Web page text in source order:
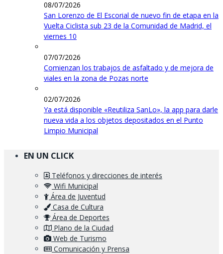
08/07/2026
San Lorenzo de El Escorial de nuevo fin de etapa en la
Vuelta Ciclista sub 23 de la Comunidad de Madrid, el
viernes 10
07/07/2026
Comienzan los trabajos de asfaltado y de mejora de
viales en la zona de Pozas norte
02/07/2026
Ya está disponible «Reutiliza SanLo», la app para darle
nueva vida a los objetos depositados en el Punto
Limpio Municipal
EN UN CLICK
Teléfonos y direcciones de interés
Wifi Municipal
Área de Juventud
Casa de Cultura
Área de Deportes
Plano de la Ciudad
Web de Turismo
Comunicación y Prensa